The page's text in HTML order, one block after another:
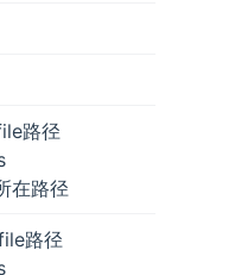
路径
在路径
路径